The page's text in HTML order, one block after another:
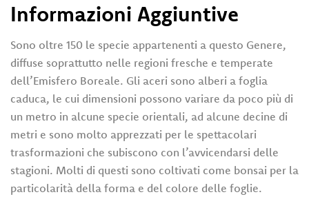
Informazioni Aggiuntive
Sono oltre 150 le specie appartenenti a questo Genere,
diffuse soprattutto nelle regioni fresche e temperate
dell’Emisfero Boreale. Gli aceri sono alberi a foglia
caduca, le cui dimensioni possono variare da poco più di
un metro in alcune specie orientali, ad alcune decine di
metri e sono molto apprezzati per le spettacolari
trasformazioni che subiscono con l’avvicendarsi delle
stagioni. Molti di questi sono coltivati come bonsai per la
particolarità della forma e del colore delle foglie.